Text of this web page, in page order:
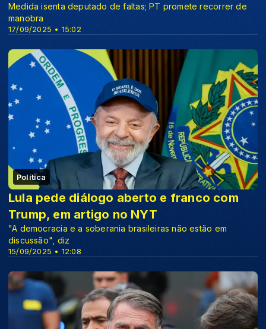
17/09/2025 • 15:02
Medida isenta deputado de faltas; PT promete recorrer de
manobra
Política
15/09/2025 • 12:08
Lula pede diálogo aberto e franco com
Trump, em artigo no NYT
"A democracia e a soberania brasileiras não estão em
discussão", diz